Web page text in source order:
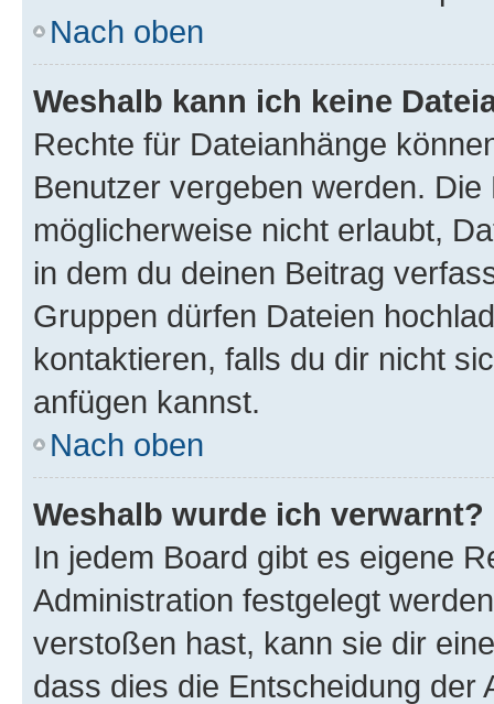
Nach oben
Weshalb kann ich keine
Rechte für Dateianhänge
Benutzer vergeben werden.
möglicherweise nicht erlaubt,
in dem du deinen Beitrag
Gruppen dürfen Dateien
kontaktieren, falls du dir nicht
anfügen kannst.
Nach oben
Weshalb wurde ich verwarnt?
In jedem Board gibt es eigene
Administration festgelegt
verstoßen hast, kann sie dir
dass dies die Entscheidung der